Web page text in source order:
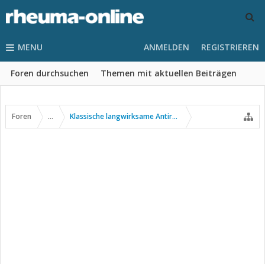
MENU
Foren durchsuchen Themen mit aktuellen Beiträgen
ANMELDEN REGISTRIEREN
Foren ... Klassische langwirksame Antirheumatika